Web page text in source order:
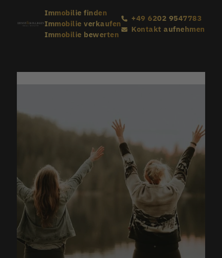
Immobilie finden
Immobilie verkaufen
Immobilie bewerten
+49 6202 9547783
Kontakt aufnehmen